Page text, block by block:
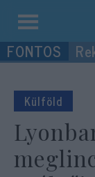
Kilépés
a
Külföld